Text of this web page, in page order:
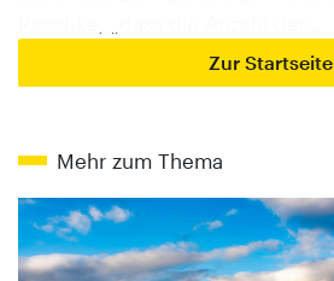
Zur Startseite
Mehr zum Thema